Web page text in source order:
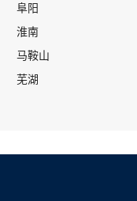
阜阳
淮南
马鞍山
芜湖